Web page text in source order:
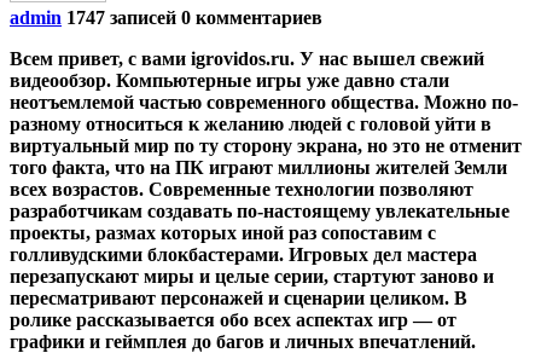
admin 1747 записей 0 комментариев
Всем привет, с вами igrovidos.ru. У нас вышел свежий
видеообзор. Компьютерные игры уже давно стали
неотъемлемой частью современного общества. Можно по-
разному относиться к желанию людей с головой уйти в
виртуальный мир по ту сторону экрана, но это не отменит
того факта, что на ПК играют миллионы жителей Земли
всех возрастов. Современные технологии позволяют
разработчикам создавать по-настоящему увлекательные
проекты, размах которых иной раз сопоставим с
голливудскими блокбастерами. Игровых дел мастера
перезапускают миры и целые серии, стартуют заново и
пересматривают персонажей и сценарии целиком. В
ролике рассказывается обо всех аспектах игр — от
графики и геймплея до багов и личных впечатлений.